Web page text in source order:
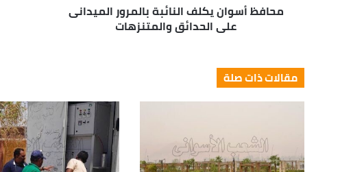
محافظ أسوان يكلف النائبة بالمرور الميدانى
على الحدائق والمتنزهات
مقالات ذات صلة